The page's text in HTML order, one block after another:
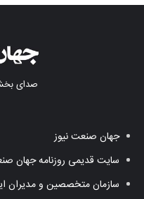
صدای
جهان صنعت نیوز
سایت قدیمی روزنامه جهان
سازمان متخصصین و مدیران